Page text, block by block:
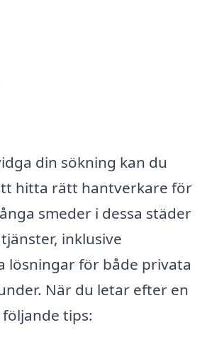
din sökning kan du
hitta rätt hantverkare för
smeder i dessa städer
inklusive
lösningar för både privata
När du letar efter en
tips: